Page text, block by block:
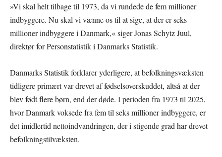
»Vi skal helt tilbage til 1973, da vi rundede de fem millioner
indbyggere. Nu skal vi vænne os til at sige, at der er seks
millioner indbyggere i Danmark,« siger Jonas Schytz Juul,
direktør for Personstatistik i Danmarks Statistik.
Danmarks Statistik forklarer yderligere, at befolkningsvæksten
tidligere primært var drevet af fødselsoverskuddet, altså at der
blev født flere børn, end der døde. I perioden fra 1973 til 2025,
hvor Danmark voksede fra fem til seks millioner indbyggere, er
det imidlertid nettoindvandringen, der i stigende grad har drevet
befolkningstilvæksten.